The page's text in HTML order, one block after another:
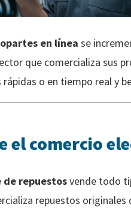
en línea se
que comercializa sus
o en tiempo real y
el comercio
de repuestosvende todo
repuestos originales